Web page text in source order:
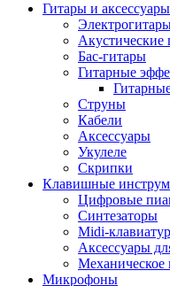
Гитары и аксессуары
Акустические
Бас-гитары
Гитарные
Струны
Кабели
Аксессуары
Укулеле
Скрипки
Клавишные
Цифровые
Синтезаторы
Midi-
Аксессуары
Механическое
Микрофоны